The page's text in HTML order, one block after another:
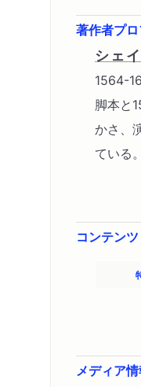
著作者プ
シェ
1564-
脚本と
かさ、
ている。
コンテン
メディア